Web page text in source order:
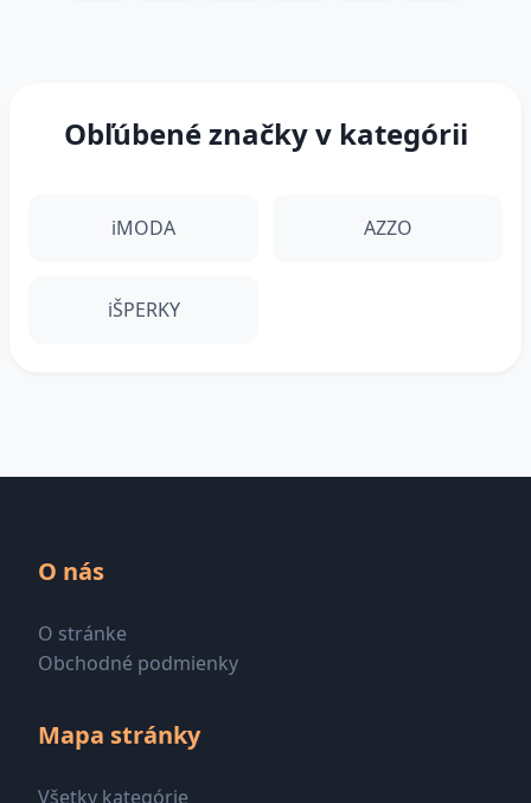
Obľúbené značky v kategórii
iMODA AZZO
iŠPERKY
O nás
O stránke
Obchodné podmienky
Mapa stránky
Všetky kategórie